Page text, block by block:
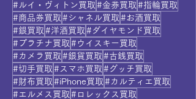
#ルイ・ヴィトン買取 #金券買取 #指輪買取
#商品券買取 #シャネル買取 #お酒買取
#銀買取 #洋酒買取 #ダイヤモンド買取
#プラチナ買取 #ウイスキー買取
#カメラ買取 #銀貨買取 #古銭買取
#切手買取 #スマホ買取 #グッチ買取
#財布買取 #iPhone買取 #カルティエ買取
#エルメス買取 #ロレックス買取